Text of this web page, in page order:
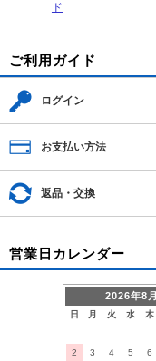
ド
ご利用ガイド
ログイン
お支払い方法
返品・交換
営業日カレンダー
2026年8月
日 月 火 水 木
2
3 4 5 6